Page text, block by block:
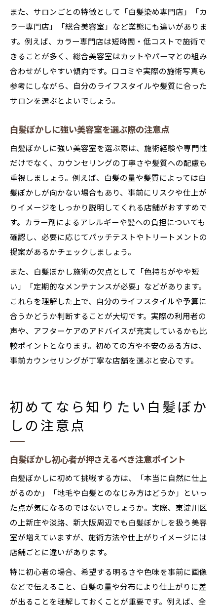
また、サロンごとの特徴として「白髪染め専門店」「カ
ラー専門店」「総合美容室」など業態にも違いがありま
す。例えば、カラー専門店は短時間・低コストで施術で
きることが多く、総合美容室はカットやパーマとの組み
合わせがしやすい傾向です。口コミや実際の施術写真も
参考にしながら、自分のライフスタイルや髪質に合った
サロンを選ぶとよいでしょう。
白髪ぼかしに強い美容室を選ぶ際の注意点
白髪ぼかしに強い美容室を選ぶ際は、施術経験や専門性
だけでなく、カウンセリングの丁寧さや髪質への配慮も
重視しましょう。例えば、白髪の量や髪質によっては白
髪ぼかしが向かない場合もあり、事前にリスクや仕上が
りイメージをしっかり説明してくれる店舗がおすすめで
す。カラー剤によるアレルギーや髪への負担についても
確認し、必要に応じてパッチテストやトリートメントの
提案があるかチェックしましょう。
また、白髪ぼかし施術の欠点として「色持ちがやや短
い」「定期的なメンテナンスが必要」などがあります。
これらを理解した上で、自分のライフスタイルや予算に
合うかどうか判断することが大切です。実際の利用者の
声や、アフターケアのアドバイスが充実しているかも比
較ポイントとなります。初めての方や不安のある方は、
事前カウンセリングが丁寧な店舗を選ぶと安心です。
初めてなら知りたい白髪ぼか
しの注意点
白髪ぼかし初心者が押さえるべき注意ポイント
白髪ぼかしに初めて挑戦する方は、「本当に自然に仕上
がるのか」「地毛や白髪とのなじみ方はどうか」といっ
た点が気になるのではないでしょうか。実際、東淀川区
の上新庄や淡路、新大阪周辺でも白髪ぼかしを扱う美容
室が増えていますが、施術方法や仕上がりイメージには
店舗ごとに違いがあります。
特に初心者の場合、希望する明るさや色味を事前に画像
などで伝えること、白髪の量や分布により仕上がりに差
が出ることを理解しておくことが重要です。例えば、全